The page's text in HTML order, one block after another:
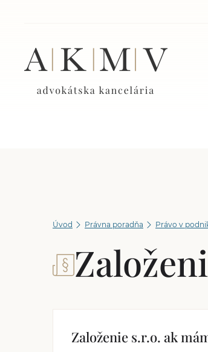
Úvod Právna poradňa Právo v
Založenie s.r.o. ak